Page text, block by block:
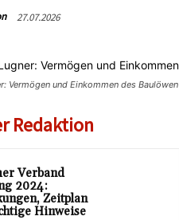
27.07.2026
Vermögen und Einkommen des
Redaktion
Verband
2024:
Zeitplan
Hinweise